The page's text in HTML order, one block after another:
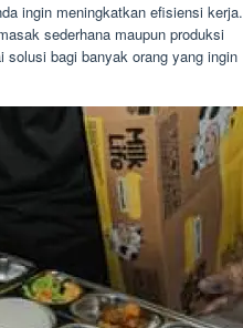
ingin meningkatkan efisiensi kerja.
sederhana maupun produksi
solusi bagi banyak orang yang ingin